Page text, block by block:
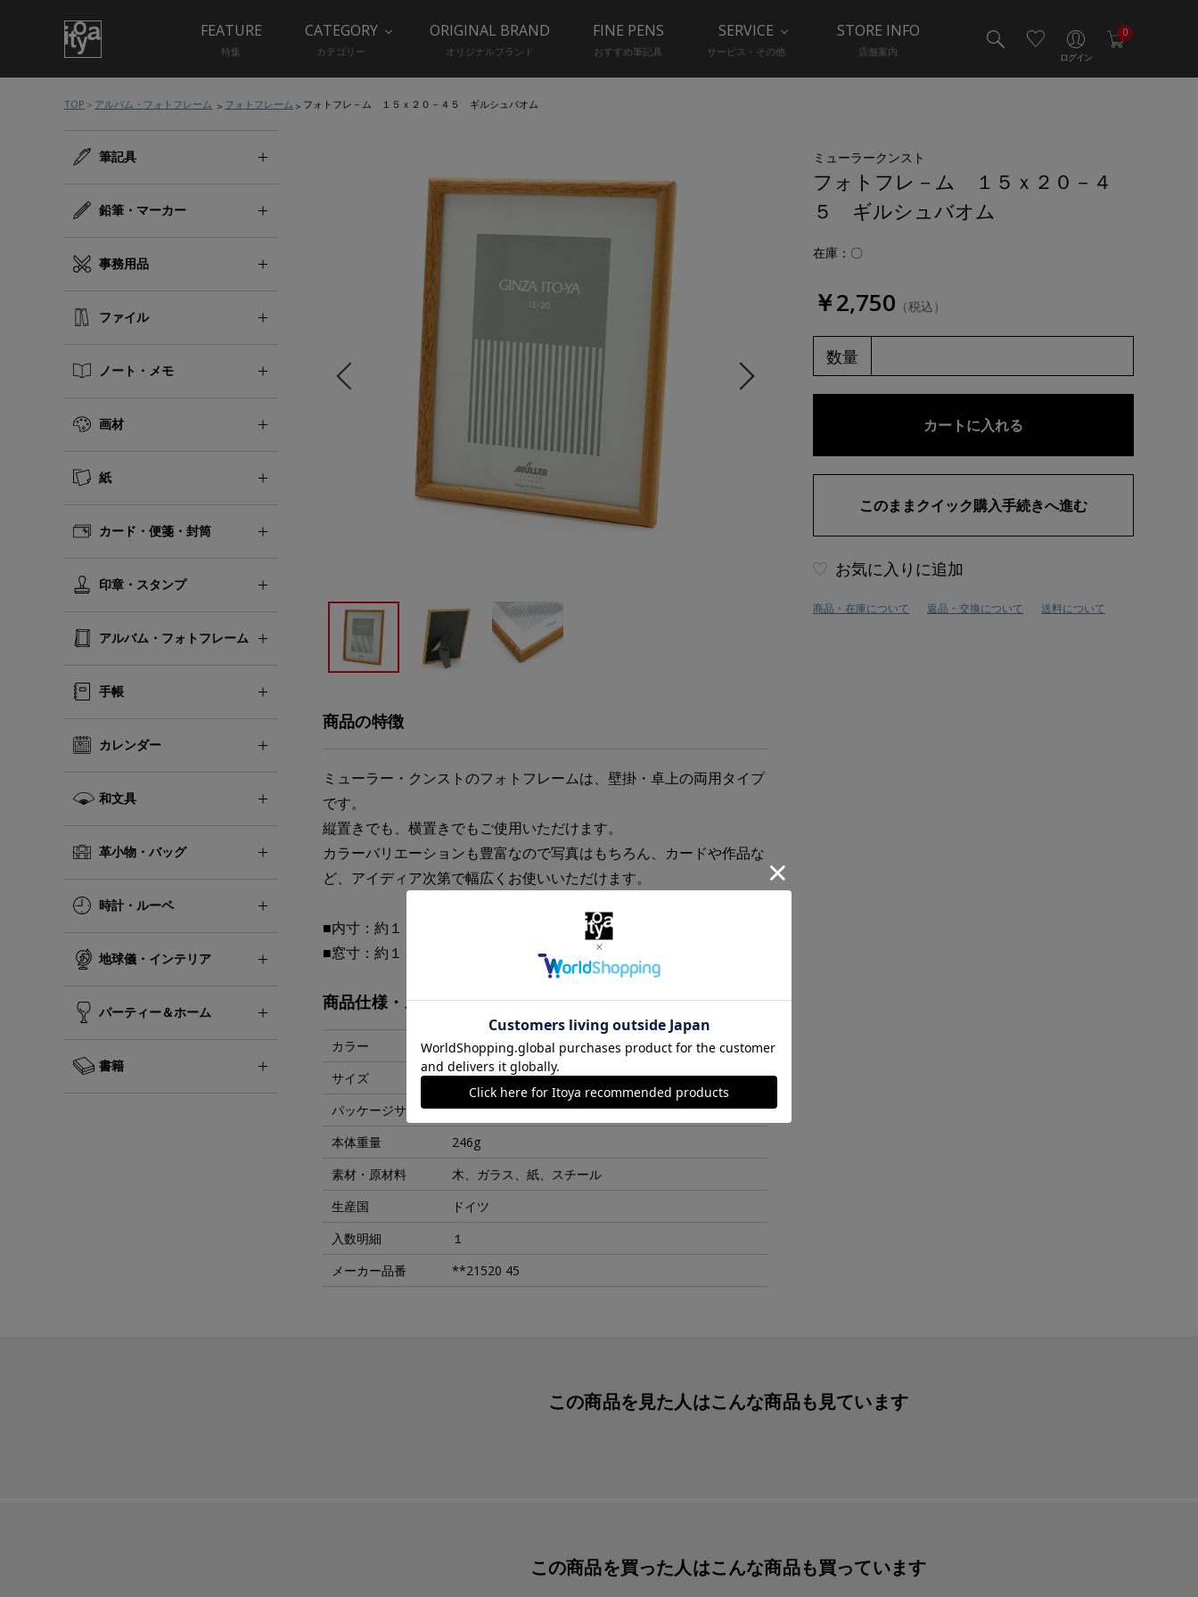
ログイン
0
FEATURE
特集
CATEGORY
カテゴリー
ORIGINAL BRAND
オリジナルブランド
FINE PENS
おすすめ筆記具
SERVICE
サービス・その他
STORE INFO
店舗案内
TOP アルバム・フォトフレーム フォトフレーム フォトフレ－ム １５ｘ２０－４５ ギルシュバオム
筆記具
鉛筆・マーカー
事務用品
ファイル
ノート・メモ
画材
紙
カード・便箋・封筒
印章・スタンプ
アルバム・フォトフレーム
手帳
カレンダー
和文具
革小物・バッグ
時計・ルーペ
地球儀・インテリア
パーティー＆ホーム
書籍
ミューラークンスト
フォトフレ－ム １５ｘ２０－４
５ ギルシュバオム
在庫：〇
￥2,750 （税込）
数量
お気に入りに追加
商品・在庫について 返品・交換について 送料について
商品の特徴
ミューラー・クンストのフォトフレームは、壁掛・卓上の両用タイプ
です。
縦置きでも、横置きでもご使用いただけます。
カラーバリエーションも豊富なので写真はもちろん、カードや作品な
ど、アイディア次第で幅広くお使いいただけます。
■内寸：約１５０Ｘ２００ｍｍ
■窓寸：約１４２Ｘ１９４ｍｍ
商品仕様・スペック
カラー
ギルシュバオム
サイズ
164X215X15mm
パッケージサイズ
178X229x20mm
本体重量
246g
素材・原材料
木、ガラス、紙、スチール
生産国
ドイツ
入数明細
１
メーカー品番
**21520 45
この商品を見た人はこんな商品も見ています
この商品を買った人はこんな商品も買っています